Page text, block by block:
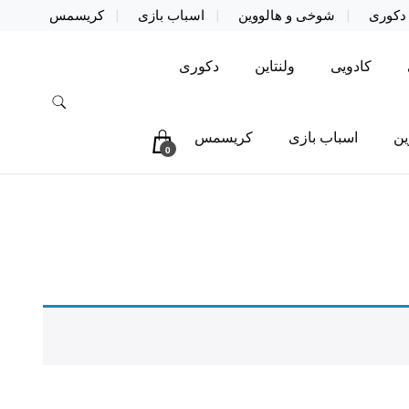
دکوری شوخی و هالووین اسباب بازی کریسمس
کادویی ولنتاین دکوری
اسباب بازی کریسمس
0